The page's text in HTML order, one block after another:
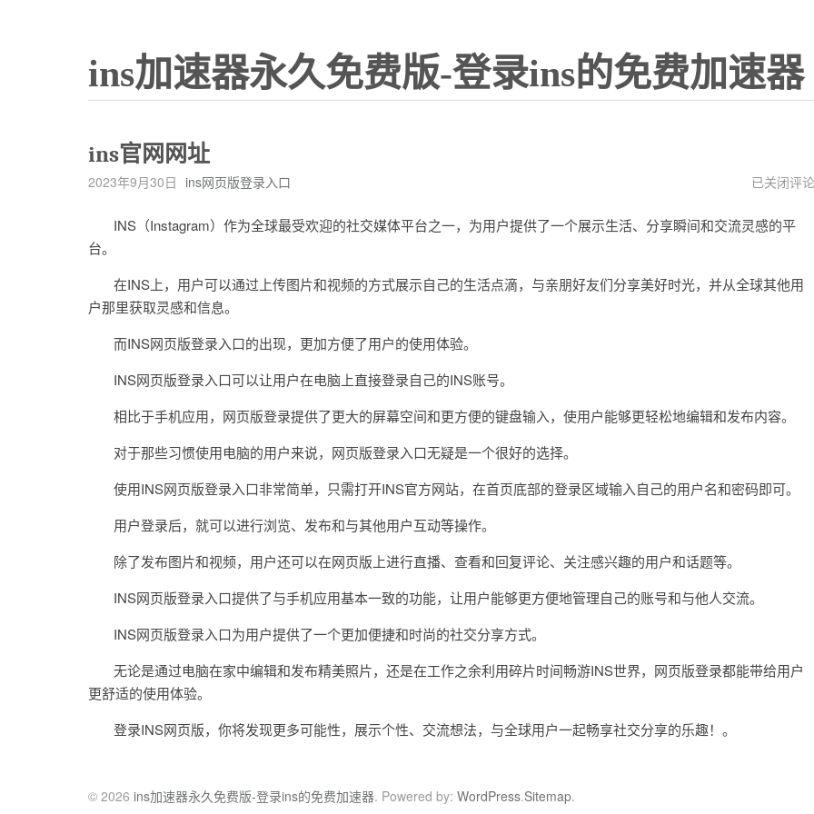
ins加速器永久免费版-登录ins的免费加速器
ins官网网址
2023年9月30日 ins网页版登录入口
ins
网
已关闭评论
INS（Instagram）作为全球最受欢迎的社交媒体平台之一，为用户提供了一个展示生活、分享瞬间和交流灵感的平
台。
在INS上，用户可以通过上传图片和视频的方式展示自己的生活点滴，与亲朋好友们分享美好时光，并从全球其他用
户那里获取灵感和信息。
而INS网页版登录入口的出现，更加方便了用户的使用体验。
INS网页版登录入口可以让用户在电脑上直接登录自己的INS账号。
相比于手机应用，网页版登录提供了更大的屏幕空间和更方便的键盘输入，使用户能够更轻松地编辑和发布内容。
对于那些习惯使用电脑的用户来说，网页版登录入口无疑是一个很好的选择。
使用INS网页版登录入口非常简单，只需打开INS官方网站，在首页底部的登录区域输入自己的用户名和密码即可。
用户登录后，就可以进行浏览、发布和与其他用户互动等操作。
除了发布图片和视频，用户还可以在网页版上进行直播、查看和回复评论、关注感兴趣的用户和话题等。
INS网页版登录入口提供了与手机应用基本一致的功能，让用户能够更方便地管理自己的账号和与他人交流。
INS网页版登录入口为用户提供了一个更加便捷和时尚的社交分享方式。
无论是通过电脑在家中编辑和发布精美照片，还是在工作之余利用碎片时间畅游INS世界，网页版登录都能带给用户
更舒适的使用体验。
登录INS网页版，你将发现更多可能性，展示个性、交流想法，与全球用户一起畅享社交分享的乐趣！。
© 2026 ins加速器永久免费版-登录ins的免费加速器. Powered by: WordPress.Sitemap.